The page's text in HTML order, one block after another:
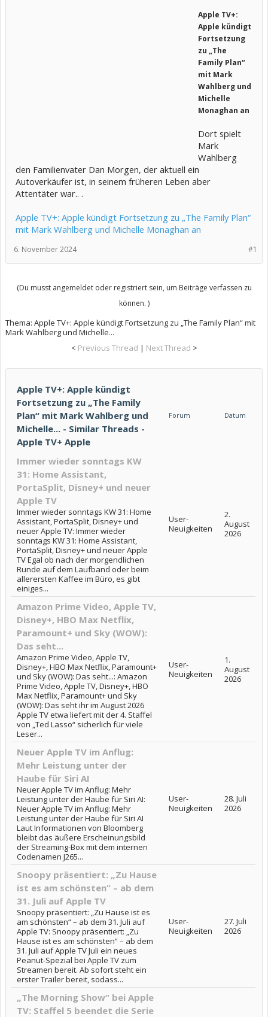
Apple TV+:
Apple kündigt
Fortsetzung
zu „The
Family Plan“
mit Mark
Wahlberg und
Michelle
Monaghan an
Dort spielt
Mark
Wahlberg
den Familienvater Dan Morgen, der aktuell ein
Autoverkäufer ist, in seinem früheren Leben aber
Attentäter war.. .
Apple TV+: Apple kündigt Fortsetzung zu „The Family Plan“
mit Mark Wahlberg und Michelle Monaghan an
#1
6. November 2024
(Du musst angemeldet oder registriert sein, um Beiträge verfassen zu
können. )
Thema: Apple TV+: Apple kündigt Fortsetzung zu „The Family Plan“ mit
Mark Wahlberg und Michelle...
< Previous Thread | Next Thread >
Apple TV+: Apple kündigt
Fortsetzung zu „The Family
Plan“ mit Mark Wahlberg und
Michelle... - Similar Threads -
Apple TV+ Apple
Forum Datum
Immer wieder sonntags KW
31: Home Assistant,
PortaSplit, Disney+ und neuer
Apple TV
Immer wieder sonntags KW 31: Home
Assistant, PortaSplit, Disney+ und
neuer Apple TV: Immer wieder
sonntags KW 31: Home Assistant,
PortaSplit, Disney+ und neuer Apple
TV Egal ob nach der morgendlichen
Runde auf dem Laufband oder beim
allerersten Kaffee im Büro, es gibt
einiges...
User-
Neuigkeiten
2.
August
2026
Amazon Prime Video, Apple TV,
Disney+, HBO Max Netflix,
Paramount+ und Sky (WOW):
Das seht...
Amazon Prime Video, Apple TV,
Disney+, HBO Max Netflix, Paramount+
und Sky (WOW): Das seht...: Amazon
Prime Video, Apple TV, Disney+, HBO
Max Netflix, Paramount+ und Sky
(WOW): Das seht ihr im August 2026
Apple TV etwa liefert mit der 4. Staffel
von „Ted Lasso“ sicherlich für viele
Leser...
User-
Neuigkeiten
1.
August
2026
Neuer Apple TV im Anflug:
Mehr Leistung unter der
Haube für Siri AI
Neuer Apple TV im Anflug: Mehr
Leistung unter der Haube für Siri AI:
Neuer Apple TV im Anflug: Mehr
Leistung unter der Haube für Siri AI
Laut Informationen von Bloomberg
bleibt das äußere Erscheinungsbild
der Streaming-Box mit dem internen
Codenamen J265...
User-
Neuigkeiten
28. Juli
2026
Snoopy präsentiert: „Zu Hause
ist es am schönsten“ – ab dem
31. Juli auf Apple TV
Snoopy präsentiert: „Zu Hause ist es
am schönsten“ – ab dem 31. Juli auf
Apple TV: Snoopy präsentiert: „Zu
Hause ist es am schönsten“ – ab dem
31. Juli auf Apple TV Juli ein neues
Peanut-Spezial bei Apple TV zum
Streamen bereit. Ab sofort steht ein
erster Trailer bereit, sodass...
User-
Neuigkeiten
27. Juli
2026
„The Morning Show“ bei Apple
TV: Staffel 5 beendet die Serie